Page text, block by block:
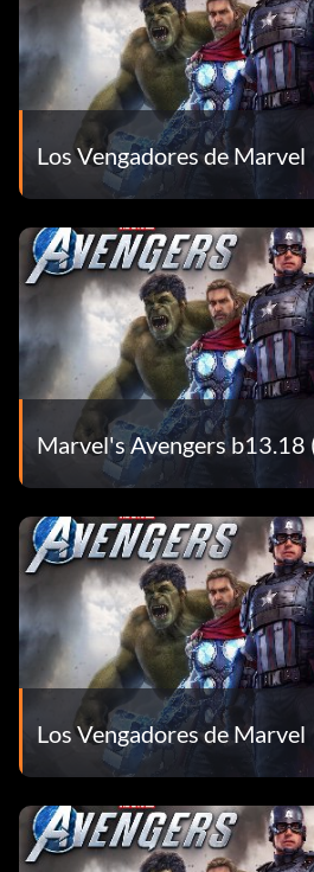
Los Vengadores de Marvel
Marvel's Avengers
Los Vengadores de Marvel